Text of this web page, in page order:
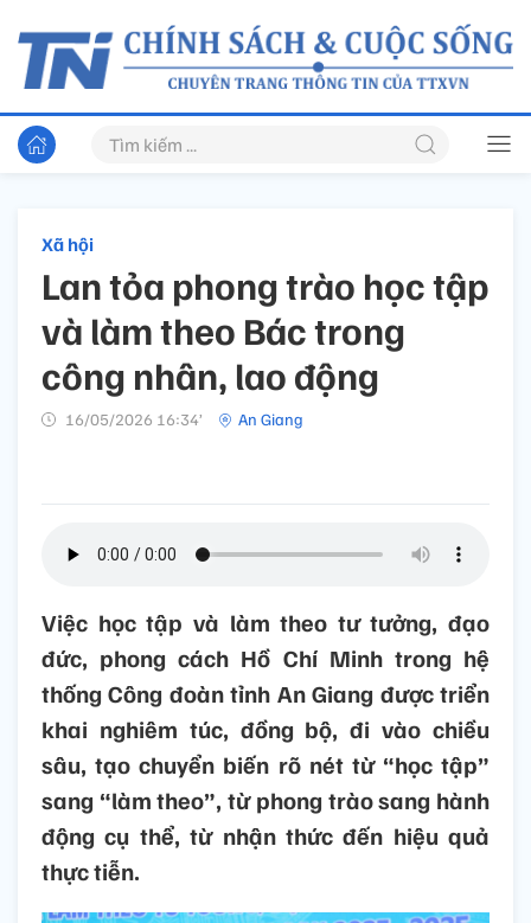
Xã hội
Lan tỏa phong trào học tập
và làm theo Bác trong
công nhân, lao động
16/05/2026 16:34’ An Giang
Việc học tập và làm theo tư tưởng, đạo
đức, phong cách Hồ Chí Minh trong hệ
thống Công đoàn tỉnh An Giang được triển
khai nghiêm túc, đồng bộ, đi vào chiều
sâu, tạo chuyển biến rõ nét từ “học tập”
sang “làm theo”, từ phong trào sang hành
động cụ thể, từ nhận thức đến hiệu quả
thực tiễn.